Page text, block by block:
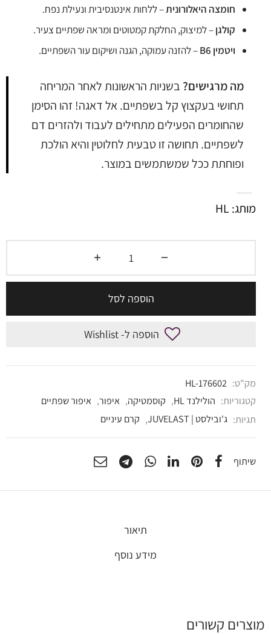
חומצה היאלורונית– ללחות אינטנסיבית ונעילת נפח.
קולגן– למיצוק, החלקת קמטוטים ומראה שפתיים צעיר.
ויטמין B6
– להזנה עמוקה, הגנה ושיקום עור השפתיים.
מה מרגישים? בשניות הראשונות לאחר המריחה
תחושי בעקצוץ קל בשפתיים. אל דאגה! זהו הסימן
שהחומרים הפעילים מתחילים לעבוד ולהזרים דם
לשפתיים. תחושה זו טבעית לחלוטין והיא הולכת
ופוחתת ככל שמשתמשים במוצר.
מותג: HL
הוספה לסל
הוספה ל- Wishlist
מק"ט: HL-176602
קטגוריות: הולילנד HL , קוסמטיקה, איפור, איפור שפתיים
תגיות: ג'ובילסט | JUVELAST , קרם עיניים
שיתוף
תיאור
מידע נוסף
מוצרים קשורים